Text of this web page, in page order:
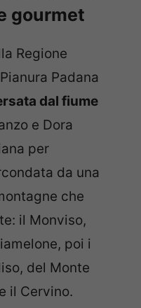
gourmet
Regione
Padana
dal fiume
e Dora
per
da una
che
il Monviso,
poi i
del Monte
il Cervino.